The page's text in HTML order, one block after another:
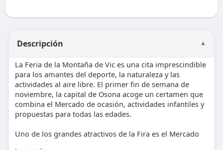
Descripción ▼
La Feria de la Montaña de Vic es una cita imprescindible
para los amantes del deporte, la naturaleza y las
actividades al aire libre. El primer fin de semana de
noviembre, la capital de Osona acoge un certamen que
combina el Mercado de ocasión, actividades infantiles y
propuestas para todas las edades.
Uno de los grandes atractivos de la Fira es el Mercado
de Ocasión, donde particulares y tiendas de deportes